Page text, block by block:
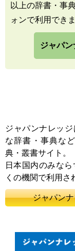
以上の辞書・事
ォンで利用できま
ジャパ
ジャパンナレッ
な辞書・事典な
典・叢書サイト。
日本国内のみな
くの機関で利用さ
ジャパン